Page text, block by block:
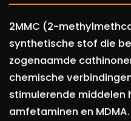
2MMC (2-
synthetische stof die
zogenaamde
chemische
stimulerende middelen
amfetaminen en MDMA.